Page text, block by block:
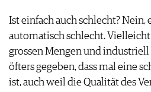
Ist einfach auch schlecht? Nein,
automatisch schlecht.
grossen Mengen und
öfters gegeben, dass mal eine
ist, auch weil die Qualität des